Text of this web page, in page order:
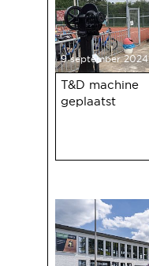
9 september 2024
T&D machine
geplaatst